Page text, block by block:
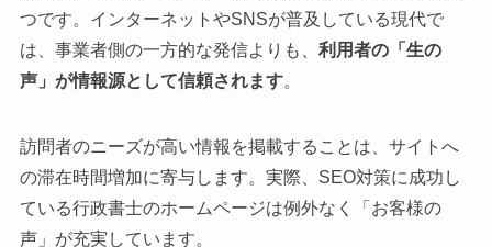
つです。インターネットやSNSが普及している現代で
は、事業者側の一方的な発信よりも、 利用者の「生の
声」が情報源として信頼されます。
訪問者のニーズが高い情報を掲載することは、サイトへ
の滞在時間増加に寄与します。実際、SEO対策に成功し
ている行政書士のホームページは例外なく「お客様の
声」が充実しています。